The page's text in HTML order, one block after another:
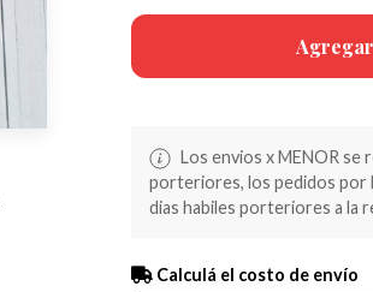
Los envios x MENOR se
porteriores, los pedidos por
dias habiles porteriores a la
Calculá el costo de envío